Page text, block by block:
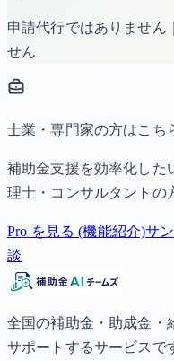
申請代行ではありません
せん
士業・専門家の方はこち
補助金支援を効率化した
理士・コンサルタントの
Pro を見る (機能紹介)サ
談
全国の補助金・助成金・
サポートするサービスで